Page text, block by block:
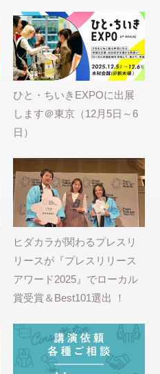
ひと・ちいきEXPOに出展
します＠東京（12月5日～6
日）
ヒダカラが関わるプレスリ
リースが『プレスリリース
アワード2025』でローカル
賞受賞＆Best101選出 ！